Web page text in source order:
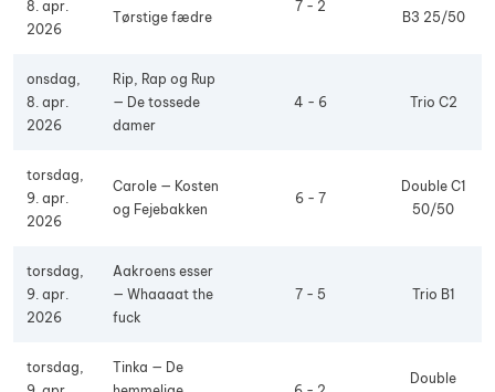
8. apr.
2026
Tørstige fædre
7 - 2
B3 25/50
onsdag,
8. apr.
2026
Rip, Rap og Rup
— De tossede
damer
4 - 6 Trio C2
torsdag,
9. apr.
2026
Carole — Kosten
og Fejebakken
6 - 7
Double C1
50/50
torsdag,
9. apr.
2026
Aakroens esser
— Whaaaat the
fuck
7 - 5 Trio B1
torsdag,
Tinka — De
Double